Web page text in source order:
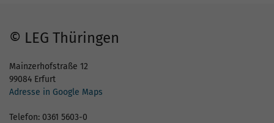
© LEG Thüringen
Mainzerhofstraße 12
99084 Erfurt
Adresse in Google Maps
Telefon: 0361 5603-0